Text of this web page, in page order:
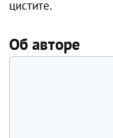
цистите.
Об авторе